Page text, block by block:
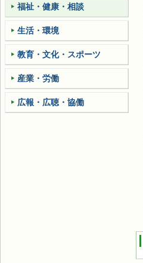
福祉・健康・相談
生活・環境
教育・文化・スポーツ
産業・労働
広報・広聴・協働